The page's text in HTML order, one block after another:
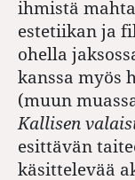
ihmistä
estetiikan ja
ohella
kanssa myös
(muun
Kallisen
esittävän
käsittelevää